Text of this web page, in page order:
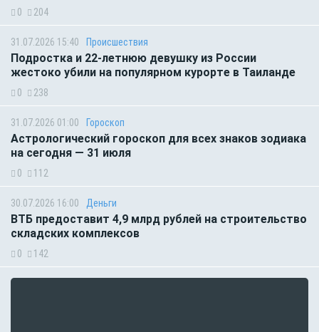
0 204
31.07.2026 15:40 Происшествия
Подростка и 22-летнюю девушку из России
жестоко убили на популярном курорте в Таиланде
0 238
31.07.2026 01:00 Гороскоп
Астрологический гороскоп для всех знаков зодиака
на сегодня — 31 июля
0 112
30.07.2026 16:00 Деньги
ВТБ предоставит 4,9 млрд рублей на строительство
складских комплексов
0 142